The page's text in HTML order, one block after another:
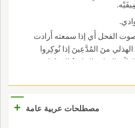
الفحل أَي إذا سمعته أَرادت
الهذلي منَ المُدَّعِينَ إذا نُوكِروا
الغيلم: الجاريةُ الحَسْناء
ورواية أَبي عبيد تُنِيفُ إلى صَوته
مصطلحات عربية عامة +